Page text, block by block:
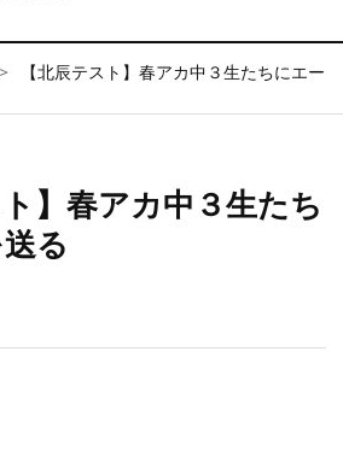
>
【北辰テスト】春アカ中３生たちにエー
ト】春アカ中３生たち
る